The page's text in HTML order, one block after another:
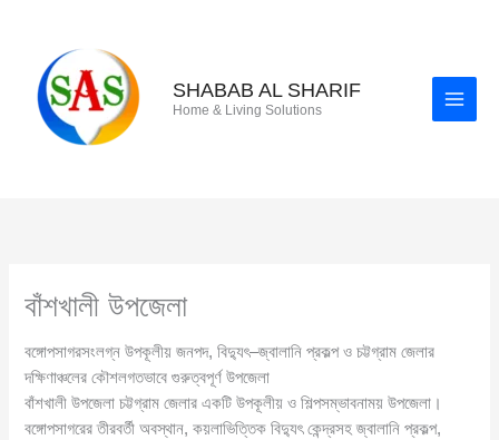
content
SHABAB AL SHARIF
Home & Living Solutions
বাঁশখালী উপজেলা
বঙ্গোপসাগরসংলগ্ন উপকূলীয় জনপদ, বিদ্যুৎ–জ্বালানি প্রকল্প ও চট্টগ্রাম জেলার
দক্ষিণাঞ্চলের কৌশলগতভাবে গুরুত্বপূর্ণ উপজেলা
বাঁশখালী উপজেলা চট্টগ্রাম জেলার একটি উপকূলীয় ও শিল্পসম্ভাবনাময় উপজেলা।
বঙ্গোপসাগরের তীরবর্তী অবস্থান, কয়লাভিত্তিক বিদ্যুৎ কেন্দ্রসহ জ্বালানি প্রকল্প,